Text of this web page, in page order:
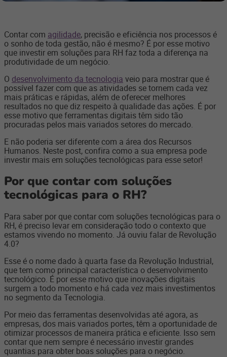
Contar com agilidade, precisão e eficiência nos processos é
o sonho de toda gestão, não é mesmo? É por esse motivo
que investir em soluções para RH faz toda a diferença na
produtividade de um negócio.
O desenvolvimento da tecnologia veio para mostrar que é
possível fazer com que as atividades se tornem cada vez
mais práticas e rápidas, além de oferecer melhores
resultados no que diz respeito à qualidade das ações. É por
esse motivo que ferramentas digitais têm sido tão
procuradas pelos mais variados setores do mercado.
E não poderia ser diferente com a área dos Recursos
Humanos. Neste post, confira como a sua empresa pode
investir mais em soluções tecnológicas para esse setor!
Por que contar com soluções
tecnológicas para o RH?
Para saber por que contar com soluções tecnológicas para o
RH, é preciso levar em consideração todo o contexto que
estamos vivendo no momento. Já ouviu falar de Revolução
4.0?
Esse é o nome dado à quarta fase da Revolução Industrial,
que tem como principal característica o desenvolvimento
tecnológico. É por esse motivo que inovações digitais
surgem a todo momento e há cada vez mais investimentos
no segmento da Tecnologia.
Por meio das ferramentas desenvolvidas até agora, as
empresas, dos mais variados portes, têm a oportunidade de
otimizar processos de maneira prática e eficiente. Isso sem
contar que nem sempre é necessário investir grandes
quantias para obter boas soluções para o negócio.